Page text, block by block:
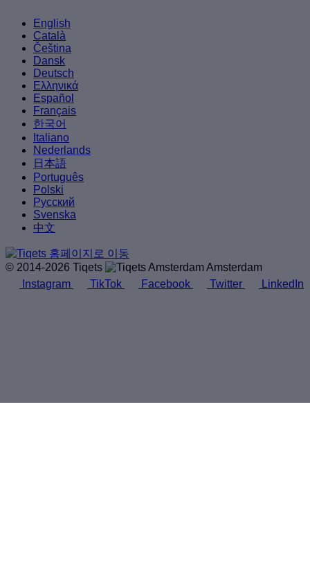
English
Català
Čeština
Dansk
Deutsch
Ελληνικά
Español
Français
한국어
Italiano
Nederlands
日本語
Português
Polski
Русский
Svenska
中文
© 2014-2026 Tiqets
Amsterdam
Instagram
TikTok Facebook Twitter LinkedIn